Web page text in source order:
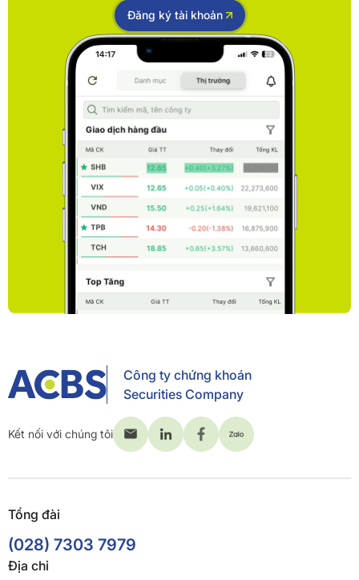
Đăng ký tài khoản
Công ty chứng khoán
Securities Company
Kết nối với chúng tôi
Tổng đài
(028) 7303 7979
Địa chỉ